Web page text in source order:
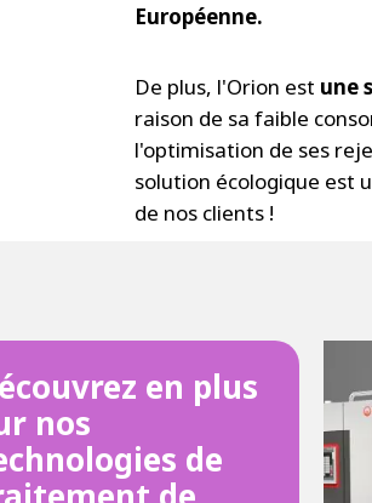
Européenne.
De plus, l'Orion est une
raison de sa faible
l'optimisation de ses
solution écologique est
de nos clients !
en plus
nos
de